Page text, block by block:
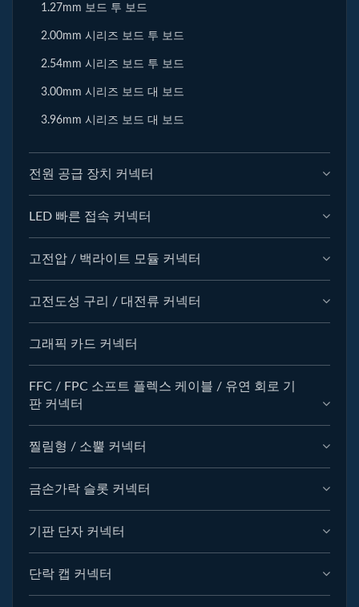
1.27mm 보드 투 보드
2.00mm 시리즈 보드 투 보드
2.54mm 시리즈 보드 투 보드
3.00mm 시리즈 보드 대 보드
3.96mm 시리즈 보드 대 보드
전원 공급 장치 커넥터
LED 빠른 접속 커넥터
고전압 / 백라이트 모듈 커넥터
고전도성 구리 / 대전류 커넥터
그래픽 카드 커넥터
FFC / FPC 소프트 플렉스 케이블 / 유연 회로 기
판 커넥터
찔림형 / 소뿔 커넥터
금손가락 슬롯 커넥터
기판 단자 커넥터
단락 캡 커넥터